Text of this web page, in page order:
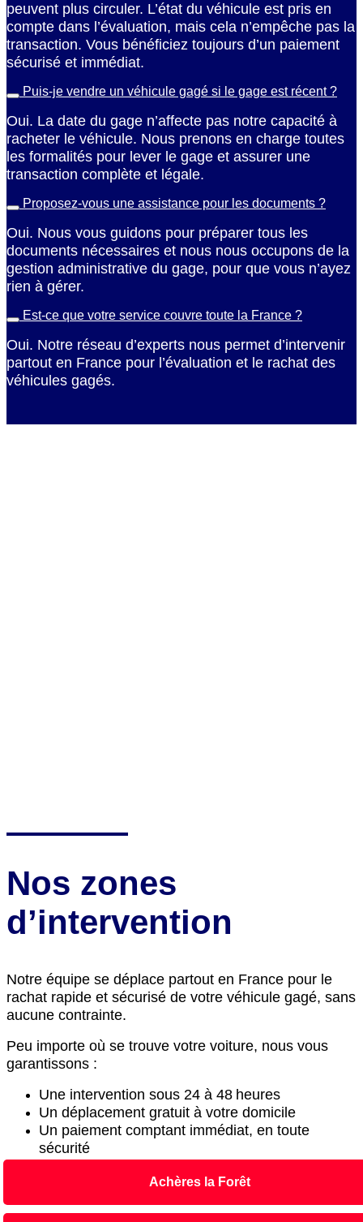
peuvent plus circuler. L’état du véhicule est pris en
compte dans l’évaluation, mais cela n’empêche pas la
transaction. Vous bénéficiez toujours d’un paiement
sécurisé et immédiat.
Puis-je vendre un véhicule gagé si le gage est récent ?
Oui. La date du gage n’affecte pas notre capacité à
racheter le véhicule. Nous prenons en charge toutes
les formalités pour lever le gage et assurer une
transaction complète et légale.
Proposez-vous une assistance pour les documents ?
Oui. Nous vous guidons pour préparer tous les
documents nécessaires et nous nous occupons de la
gestion administrative du gage, pour que vous n’ayez
rien à gérer.
Est-ce que votre service couvre toute la France ?
Oui. Notre réseau d’experts nous permet d’intervenir
partout en France pour l’évaluation et le rachat des
véhicules gagés.
Nos zones
d’intervention
Notre équipe se déplace partout en France pour le
rachat rapide et sécurisé de votre véhicule gagé, sans
aucune contrainte.
Peu importe où se trouve votre voiture, nous vous
garantissons :
Une intervention sous 24 à 48 heures
Un déplacement gratuit à votre domicile
Un paiement comptant immédiat, en toute
sécurité
Achères la Forêt